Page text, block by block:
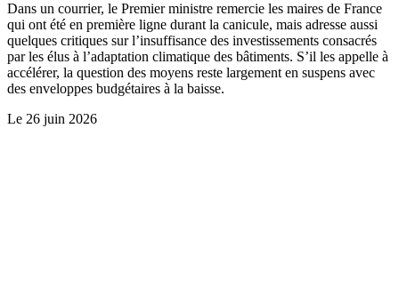
Dans un courrier, le Premier ministre remercie les maires de France
qui ont été en première ligne durant la canicule, mais adresse aussi
quelques critiques sur l’insuffisance des investissements consacrés
par les élus à l’adaptation climatique des bâtiments. S’il les appelle à
accélérer, la question des moyens reste largement en suspens avec
des enveloppes budgétaires à la baisse.
Le 26 juin 2026